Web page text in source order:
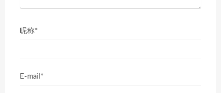
昵称*
E-mail*